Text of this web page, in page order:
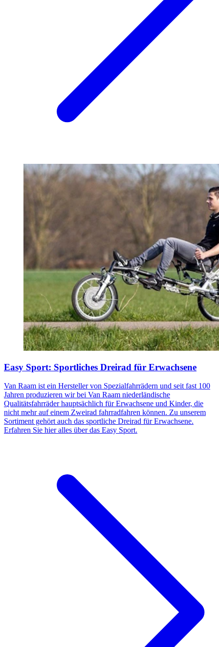
Easy Sport: Sportliches Dreirad für Erwachsene
Van Raam ist ein Hersteller von Spezialfahrrädern und seit fast 100
Jahren produzieren wir bei Van Raam niederländische
Qualitätsfahrräder hauptsächlich für Erwachsene und Kinder, die
nicht mehr auf einem Zweirad fahrradfahren können. Zu unserem
Sortiment gehört auch das sportliche Dreirad für Erwachsene.
Erfahren Sie hier alles über das Easy Sport.